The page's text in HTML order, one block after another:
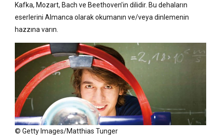
Kafka, Mozart, Bach ve Beethoven’in dilidir. Bu dehaların
eserlerini Almanca olarak okumanın ve/veya dinlemenin
hazzına varın.
© Getty Images/Matthias Tunger